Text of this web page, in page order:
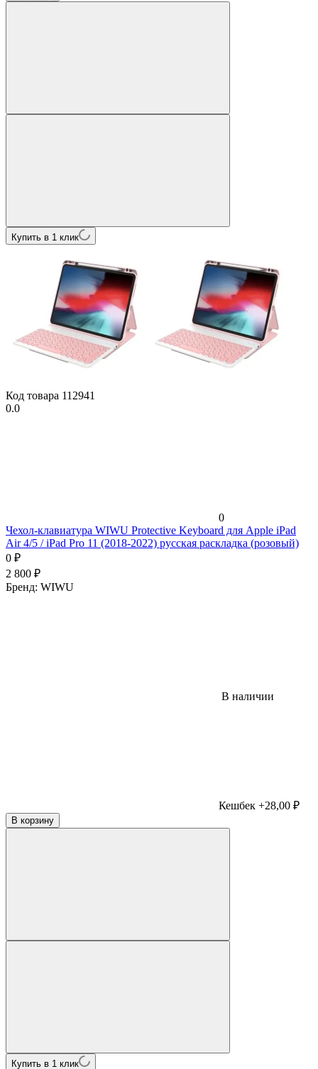
Купить в 1 клик
Код товара 112941
0.0
0
Чехол-клавиатура WIWU Protective Keyboard для Apple iPad
Air 4/5 / iPad Pro 11 (2018-2022) русская раскладка (розовый)
0 ₽
2 800 ₽
Бренд: WIWU
В наличии
Кешбек +28,00 ₽
В корзину
Купить в 1 клик